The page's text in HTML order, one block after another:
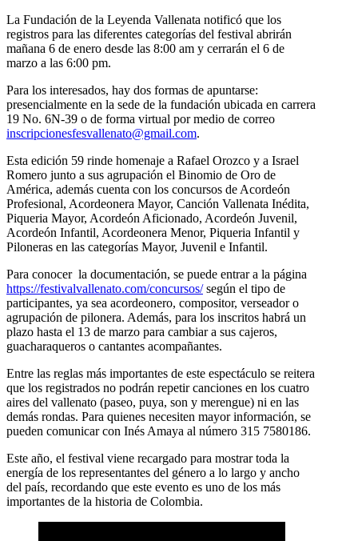
La Fundación de la Leyenda Vallenata notificó que los
registros para las diferentes categorías del festival abrirán
mañana 6 de enero desde las 8:00 am y cerrarán el 6 de
marzo a las 6:00 pm.
Para los interesados, hay dos formas de apuntarse:
presencialmente en la sede de la fundación ubicada en carrera
19 No. 6N-39 o de forma virtual por medio de correo
inscripcionesfesvallenato@gmail.com.
Esta edición 59 rinde homenaje a Rafael Orozco y a Israel
Romero junto a sus agrupación el Binomio de Oro de
América, además cuenta con los concursos de Acordeón
Profesional, Acordeonera Mayor, Canción Vallenata Inédita,
Piqueria Mayor, Acordeón Aficionado, Acordeón Juvenil,
Acordeón Infantil, Acordeonera Menor, Piqueria Infantil y
Piloneras en las categorías Mayor, Juvenil e Infantil.
Para conocer la documentación, se puede entrar a la página
https://festivalvallenato.com/concursos/según el tipo de
participantes, ya sea acordeonero, compositor, verseador o
agrupación de pilonera. Además, para los inscritos habrá un
plazo hasta el 13 de marzo para cambiar a sus cajeros,
guacharaqueros o cantantes acompañantes.
Entre las reglas más importantes de este espectáculo se reitera
que los registrados no podrán repetir canciones en los cuatro
aires del vallenato (paseo, puya, son y merengue) ni en las
demás rondas. Para quienes necesiten mayor información, se
pueden comunicar con Inés Amaya al número 315 7580186.
Este año, el festival viene recargado para mostrar toda la
energía de los representantes del género a lo largo y ancho
del país, recordando que este evento es uno de los más
importantes de la historia de Colombia.